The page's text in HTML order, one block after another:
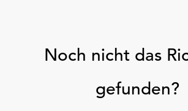
Noch nicht das
gefunden?